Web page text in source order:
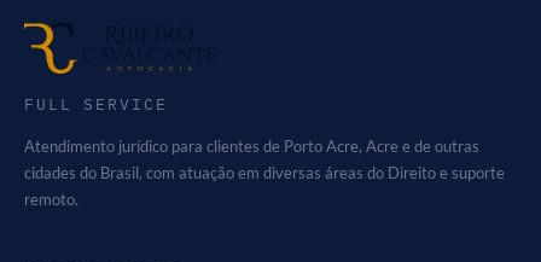
FULL SERVICE
Atendimento jurídico para clientes de Porto Acre, Acre e de outras
cidades do Brasil, com atuação em diversas áreas do Direito e suporte
remoto.